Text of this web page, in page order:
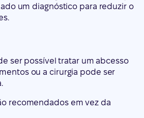
um diagnóstico para reduzir o
ser possível tratar um abcesso
ou a cirurgia pode ser
recomendados em vez da